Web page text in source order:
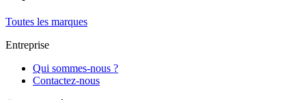
Toutes les marques
Entreprise
Qui sommes-nous ?
Contactez-nous